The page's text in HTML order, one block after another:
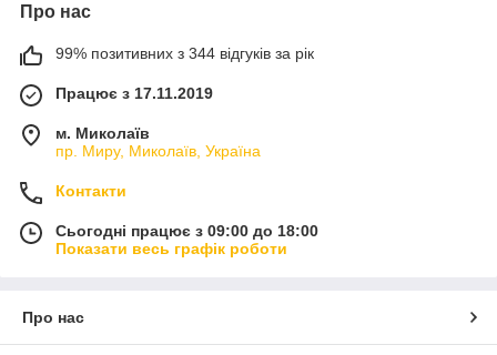
Про нас
99% позитивних з 344 відгуків за рік
Працює з 17.11.2019
м. Миколаїв
пр. Миру, Миколаїв, Україна
Контакти
Сьогодні працює з 09:00 до 18:00
Показати весь графік роботи
Про нас